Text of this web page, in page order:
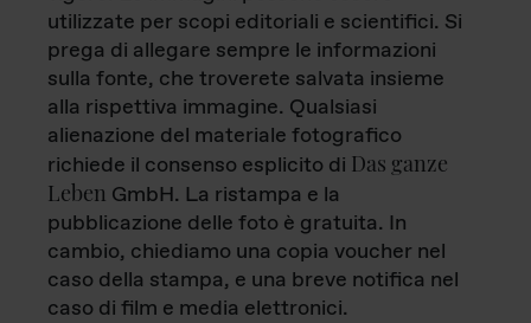
utilizzate per scopi editoriali e scientifici. Si
prega di allegare sempre le informazioni
sulla fonte, che troverete salvata insieme
alla rispettiva immagine. Qualsiasi
alienazione del materiale fotografico
richiede il consenso esplicito di Das ganze
Leben GmbH. La ristampa e la
pubblicazione delle foto è gratuita. In
cambio, chiediamo una copia voucher nel
caso della stampa, e una breve notifica nel
caso di film e media elettronici.